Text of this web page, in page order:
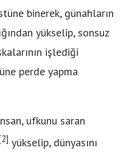
binerek, günahların
yükselip, sonsuz
işlediği
perde yapma
ufkunu saran
yükselip, dünyasını